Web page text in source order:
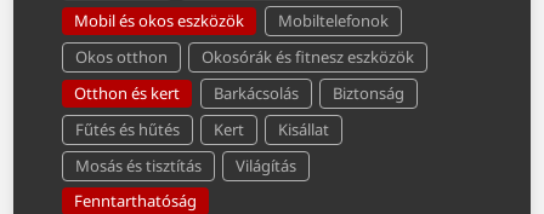
Mobil és okos eszközök
Mobiltelefonok
Okos otthon
Okosórák és fitnesz eszközök
Otthon és kert
Barkácsolás
Biztonság
Fűtés és hűtés
Kert
Kisállat
Mosás és tisztítás
Világítás
Fenntarthatóság